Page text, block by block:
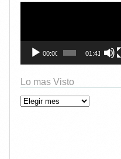
Reproductor
00:00 01:41
Lo mas Visto
Lo mas Visto